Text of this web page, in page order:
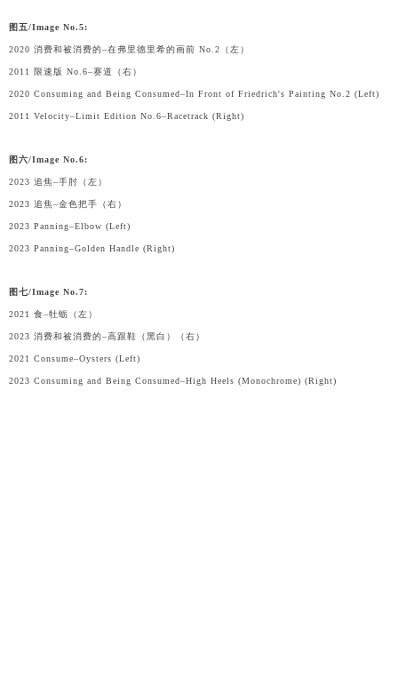
图五/Image No.5:
2020 消费和被消费的–在弗里德里希的画前 No.2（左）
2011 限速版 No.6–赛道（右）
2020 Consuming and Being Consumed–In Front of Friedrich's Painting No.2 (Left)
2011 Velocity–Limit Edition No.6–Racetrack (Right)
图六/Image No.6:
2023 追焦–手肘（左）
2023 追焦–金色把手（右）
2023 Panning–Elbow (Left)
2023 Panning–Golden Handle (Right)
图七/Image No.7:
2021 食–牡蛎（左）
2023 消费和被消费的–高跟鞋（黑白）（右）
2021 Consume–Oysters (Left)
2023 Consuming and Being Consumed–High Heels (Monochrome) (Right)